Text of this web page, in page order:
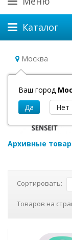
Каталог
Москва
Ваш город
SENSEIT
Архивные
Сортировать:
Товаров на